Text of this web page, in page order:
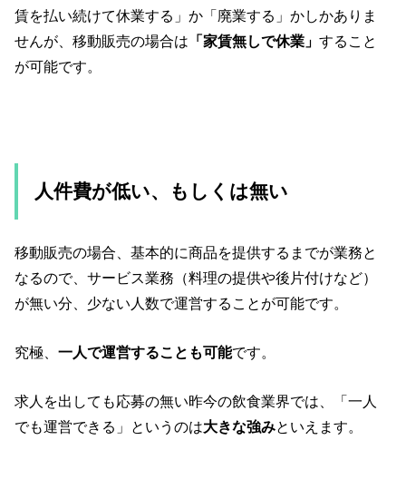
賃を払い続けて休業する」か「廃業する」かしかありま
せんが、移動販売の場合は 「家賃無しで休業」すること
が可能です。
人件費が低い、もしくは無い
移動販売の場合、基本的に商品を提供するまでが業務と
なるので、サービス業務（料理の提供や後片付けなど）
が無い分、少ない人数で運営することが可能です。
究極、一人で運営することも可能です。
求人を出しても応募の無い昨今の飲食業界では、「一人
でも運営できる」というのは大きな強みといえます。